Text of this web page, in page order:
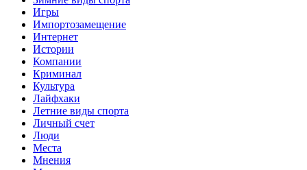
Игры
Импортозамещение
Интернет
Истории
Компании
Криминал
Культура
Лайфхаки
Летние виды спорта
Личный счет
Люди
Места
Мнения